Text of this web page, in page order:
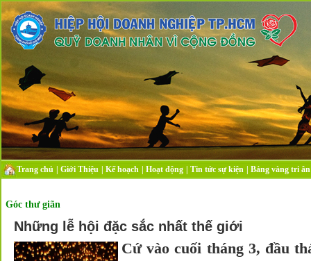
Trang chủ Giới Thiệu Kế hoạch Hoạt động Tin tức sự kiện Bảng vàng tri ân
Góc thư giãn
Những lễ hội đặc sắc nhất thế giới
Cứ vào cuối tháng 3, đầu